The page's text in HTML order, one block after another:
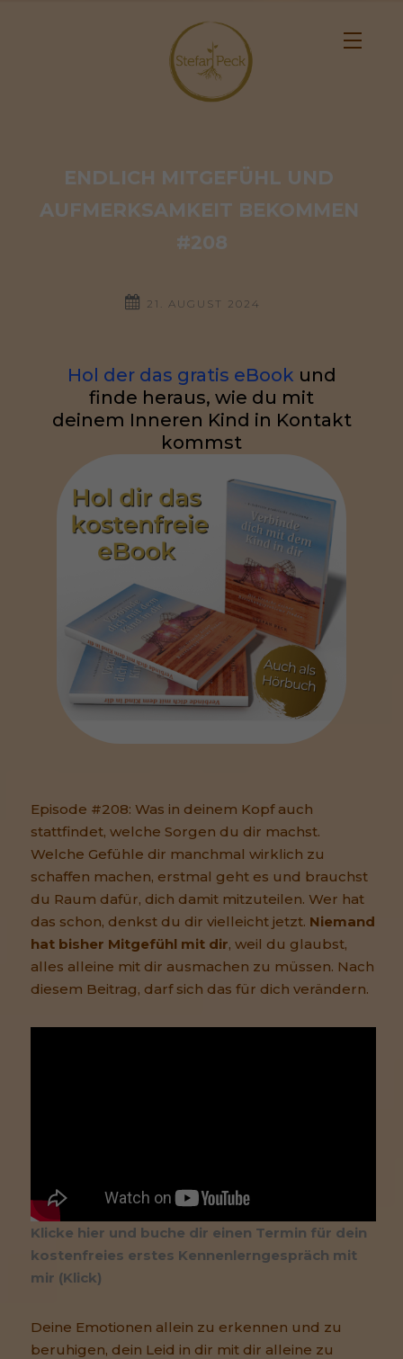
ENDLICH MITGEFÜHL UND
AUFMERKSAMKEIT BEKOMMEN
#208
21. AUGUST 2024
Hol der das gratis eBook und
finde heraus, wie du mit
deinem Inneren Kind in Kontakt
kommst
Episode #208: Was in deinem Kopf auch
stattfindet, welche Sorgen du dir machst.
Welche Gefühle dir manchmal wirklich zu
schaffen machen, erstmal geht es und brauchst
du Raum dafür, dich damit mitzuteilen. Wer hat
das schon, denkst du dir vielleicht jetzt. Niemand
hat bisher Mitgefühl mit dir, weil du glaubst,
alles alleine mit dir ausmachen zu müssen. Nach
diesem Beitrag, darf sich das für dich verändern.
Klicke hier und buche dir einen Termin für dein
kostenfreies erstes Kennenlerngespräch mit
mir (Klick)
Deine Emotionen allein zu erkennen und zu
beruhigen, dein Leid in dir mit dir alleine zu